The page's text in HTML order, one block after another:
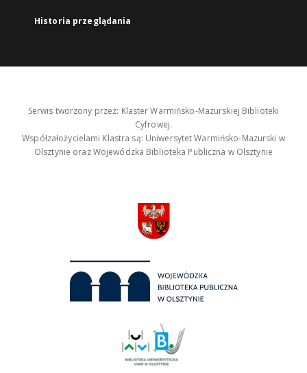
Historia przeglądania
Serwis tworzony przez: Klaster Warmińsko-Mazurskiej Biblioteki
Cyfrowej.
Współzałożycielami Klastra są: Uniwersytet Warmińsko-Mazurski w
Olsztynie oraz Wojewódzka Biblioteka Publiczna w Olsztynie